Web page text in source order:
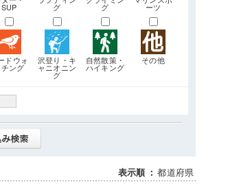
SUP グ グ ーツ
ドウォ
チング
沢登り・キ
ャニオニン
グ
自然散策・
ハイキング
その他
表示順 ： 都道府県